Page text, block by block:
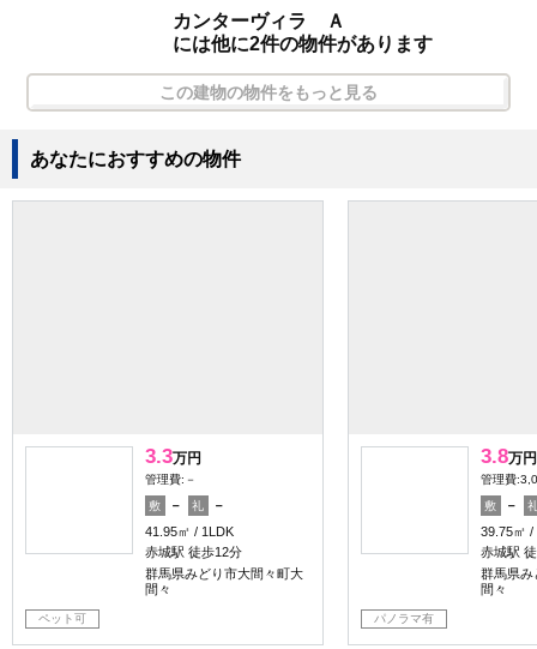
カンターヴィラ Ａ
には他に2件の物件があります
この建物の物件をもっと見る
あなたにおすすめの物件
3.3万円
管理費:－
敷 － 礼
－
41.95㎡
1LDK
赤城駅 徒歩12分
群馬県みどり市大間々町大
間々
ペット可
3.8万円
管理費
敷 －
39.75㎡
赤城駅
群馬県み
間々
パノラマ有